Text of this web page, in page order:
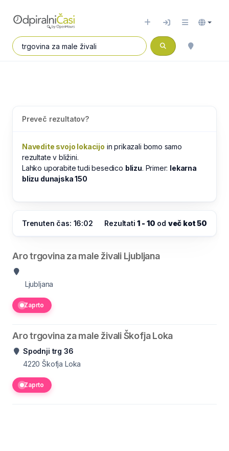
Preveč rezultatov?
Navedite svojo lokacijo in prikazali bomo samo
rezultate v bližini.
Lahko uporabite tudi besedico blizu. Primer: lekarna
blizu dunajska 150
Trenuten čas: 16:02 Rezultati1 - 10 od več kot 50
Aro trgovina za male živali Ljubljana
Ljubljana
Zaprto
Aro trgovina za male živali Škofja Loka
Spodnji trg 36
4220 Škofja Loka
Zaprto